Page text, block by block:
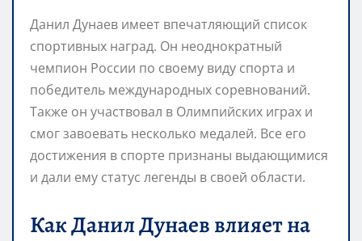
Данил Дунаев имеет впечатляющий список
спортивных наград. Он неоднократный
чемпион России по своему виду спорта и
победитель международных соревнований.
Также он участвовал в Олимпийских играх и
смог завоевать несколько медалей. Все его
достижения в спорте признаны выдающимися
и дали ему статус легенды в своей области.
Как Данил Дунаев влияет на